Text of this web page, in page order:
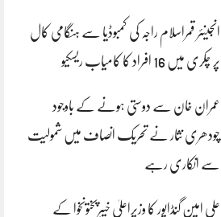
انجینئر قمراسلام راجہ کی کمبوڈیا سے ہنگامی کال
پر چکری میں 16 افراد کا کامیاب ریسکیو
عمران خان سے دوستی ہونے کے باوجود
چودھری نثار نے تحریک انصاف میں شمولیت
سے انکاری رہے
علی امین گنڈاپور کا وزیراعلیٰ خیبرپختونخوا کے